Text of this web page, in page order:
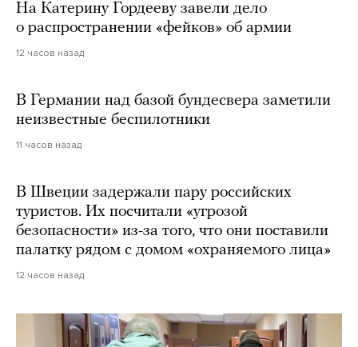
На Катерину Гордееву завели дело
о распространении «фейков» об армии
12 часов назад
В Германии над базой бундесвера заметили
неизвестные беспилотники
11 часов назад
В Швеции задержали пару российских
туристов. Их посчитали «угрозой
безопасности» из-за того, что они поставили
палатку рядом с домом «охраняемого лица»
12 часов назад